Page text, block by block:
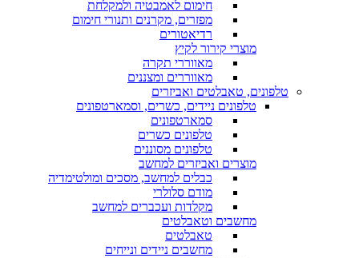
חימום לאמבטיה ולמקלחת
מפזרים, מקרנים ותנורי חימום
רדיאטורים
מוצרי קירור לקיץ
מאווררי תקרה
מאווררים ומצננים
טלפונים, טאבלטים ואביזרים
טלפונים ניידים, כשרים, וסמארטפונים
סמארטפונים
טלפונים כשרים
טלפונים מסוננים
מוצרים ואביזרים למחשב
כבלים למחשב, מסכים ומולטימדיה
מודם סלולרי
מקלדות ועכברים למחשב
מחשבים וטאבלטים
טאבלטים
מחשבים ניידים ונייחים